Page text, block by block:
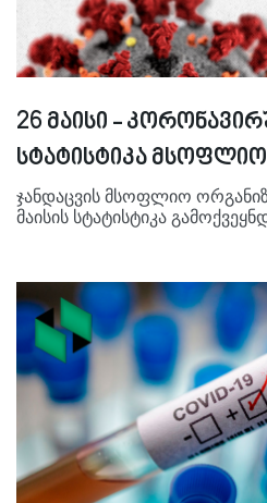
26 მაისი -
სტატისტიკა
ჯანდაცვის მსოფლიო
მაისის სტატისტიკა